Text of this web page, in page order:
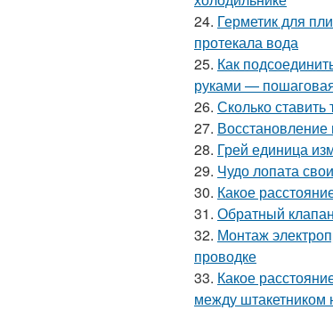
24. Герметик для
протекала вода
25. Как
руками —
26. Сколько
27. Восстановление
28. Грей единица
29. Чудо лопата
30. Какое
31. Обратный
32. Монтаж
проводке
33. Какое
между штакетником